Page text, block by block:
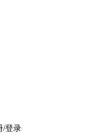
/登录